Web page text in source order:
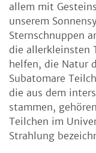
allem mit
unserem
Sternschnuppen
die allerkleinsten
helfen, die Natur
Subatomare
die aus dem
stammen,
Teilchen im
Strahlung